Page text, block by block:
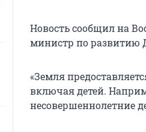
Новость сообщил на
министр по развитию
«Земля
включая детей.
несовершеннолетние